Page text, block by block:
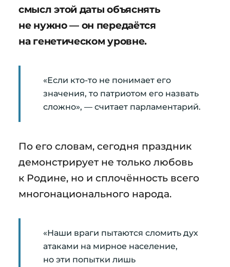
смысл этой даты объяснять
не нужно — он передаётся
на генетическом уровне.
«Если кто-то не понимает его
значения, то патриотом его назвать
сложно», — считает парламентарий.
По его словам, сегодня праздник
демонстрирует не только любовь
к Родине, но и сплочённость всего
многонационального народа.
«Наши враги пытаются сломить дух
атаками на мирное население,
но эти попытки лишь